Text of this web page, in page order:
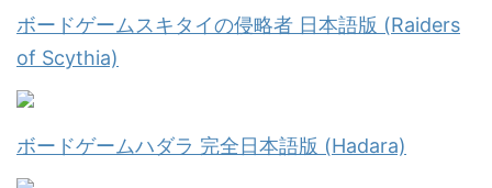
ボードゲームスキタイの侵略者 日本語版 (Raiders
of Scythia)
ボードゲームハダラ 完全日本語版 (Hadara)